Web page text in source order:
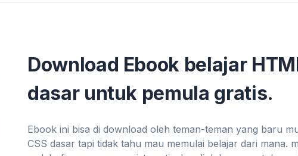
Download Ebook belajar
dasar untuk pemula gratis.
Ebook ini bisa di download oleh teman-teman yang baru
CSS dasar tapi tidak tahu mau memulai belajar dari mana.